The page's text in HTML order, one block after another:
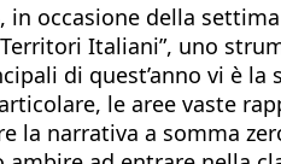
occasione della
Italiani”, uno
di quest’anno vi è
le aree vaste
la narrativa a somma